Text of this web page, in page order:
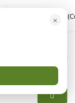
08551688000
Masuk
×